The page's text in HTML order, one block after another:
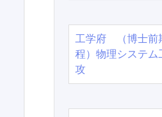
工学府 （博士前
程）物理システム
攻